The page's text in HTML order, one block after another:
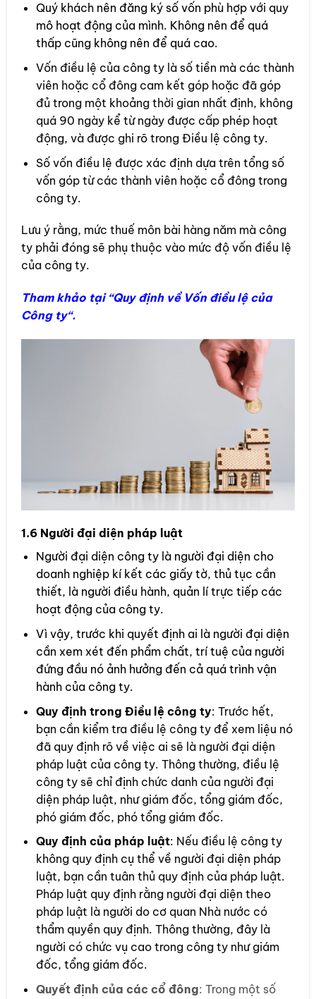
Quý khách nên đăng ký số vốn phù hợp với quy
mô hoạt động của mình. Không nên để quá
thấp cũng không nên để quá cao.
Vốn điều lệ của công ty là số tiền mà các thành
viên hoặc cổ đông cam kết góp hoặc đã góp
đủ trong một khoảng thời gian nhất định, không
quá 90 ngày kể từ ngày được cấp phép hoạt
động, và được ghi rõ trong Điều lệ công ty.
Số vốn điều lệ được xác định dựa trên tổng số
vốn góp từ các thành viên hoặc cổ đông trong
công ty.
Lưu ý rằng, mức thuế môn bài hàng năm mà công
ty phải đóng sẽ phụ thuộc vào mức độ vốn điều lệ
của công ty.
Tham khảo tại “Quy định về Vốn điều lệ của
Công ty“.
1.6 Người đại diện pháp luật
Người đại diện công ty là người đại diện cho
doanh nghiệp kí kết các giấy tờ, thủ tục cần
thiết, là người điều hành, quản lí trực tiếp các
hoạt động của công ty.
Vì vậy, trước khi quyết định ai là người đại diện
cần xem xét đến phẩm chất, trí tuệ của người
đứng đầu nó ảnh hưởng đến cả quá trình vận
hành của công ty.
Quy định trong Điều lệ công ty: Trước hết,
bạn cần kiểm tra điều lệ công ty để xem liệu nó
đã quy định rõ về việc ai sẽ là người đại diện
pháp luật của công ty. Thông thường, điều lệ
công ty sẽ chỉ định chức danh của người đại
diện pháp luật, như giám đốc, tổng giám đốc,
phó giám đốc, phó tổng giám đốc.
Quy định của pháp luật: Nếu điều lệ công ty
không quy định cụ thể về người đại diện pháp
luật, bạn cần tuân thủ quy định của pháp luật.
Pháp luật quy định rằng người đại diện theo
pháp luật là người do cơ quan Nhà nước có
thẩm quyền quy định. Thông thường, đây là
người có chức vụ cao trong công ty như giám
đốc, tổng giám đốc.
Quyết định của các cổ đông: Trong một số